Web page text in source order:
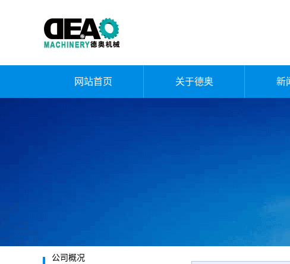
网站首页 关于德奥 新
公
行
公司概况